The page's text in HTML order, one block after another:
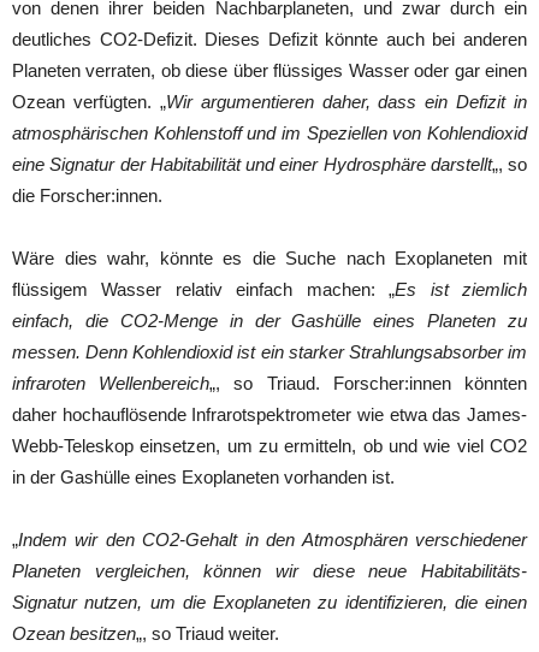
von denen ihrer beiden Nachbarplaneten, und zwar durch ein
deutliches CO2-Defizit. Dieses Defizit könnte auch bei anderen
Planeten verraten, ob diese über flüssiges Wasser oder gar einen
Ozean verfügten. „Wir argumentieren daher, dass ein Defizit in
atmosphärischen Kohlenstoff und im Speziellen von Kohlendioxid
eine Signatur der Habitabilität und einer Hydrosphäre darstellt„, so
die Forscher:innen.
Wäre dies wahr, könnte es die Suche nach Exoplaneten mit
flüssigem Wasser relativ einfach machen: „Es ist ziemlich
einfach, die CO2-Menge in der Gashülle eines Planeten zu
messen. Denn Kohlendioxid ist ein starker Strahlungsabsorber im
infraroten Wellenbereich„, so Triaud. Forscher:innen könnten
daher hochauflösende Infrarotspektrometer wie etwa das James-
Webb-Teleskop einsetzen, um zu ermitteln, ob und wie viel CO2
in der Gashülle eines Exoplaneten vorhanden ist.
„Indem wir den CO2-Gehalt in den Atmosphären verschiedener
Planeten vergleichen, können wir diese neue Habitabilitäts-
Signatur nutzen, um die Exoplaneten zu identifizieren, die einen
Ozean besitzen„, so Triaud weiter.